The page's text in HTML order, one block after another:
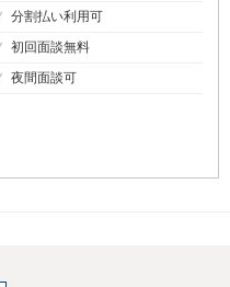
分割払い利用可
初回面談無料
夜間面談可